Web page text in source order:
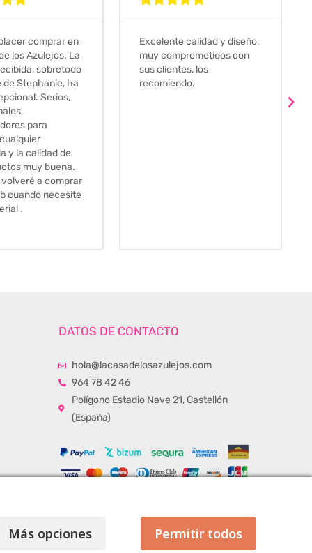
calidad y diseño,
con
los
Que decir, si teneis que
comprar alguna baldosa
este és el sitio indicado! Yo
pedi una muestra y me
DATOS DE CONTACTO
hola@lacasadelosazulejos.com
964 78 42 46
Polígono Estadio Nave 21, Castellón
(España)
Más opciones Permitir todos